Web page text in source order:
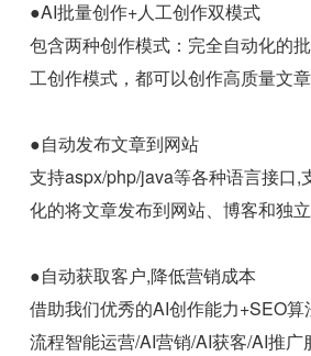
●AI批量创作+人工创作双模式
包含两种创作模式：完全自动化的
工创作模式，都可以创作高质量文章
●自动发布文章到网站
支持aspx/php/java等各种语言接口,
化的将文章发布到网站、博客和独立
●自动获取客户,降低营销成本
借助我们优秀的AI创作能力+SEO
流程智能运营/AI营销/AI获客/AI推广